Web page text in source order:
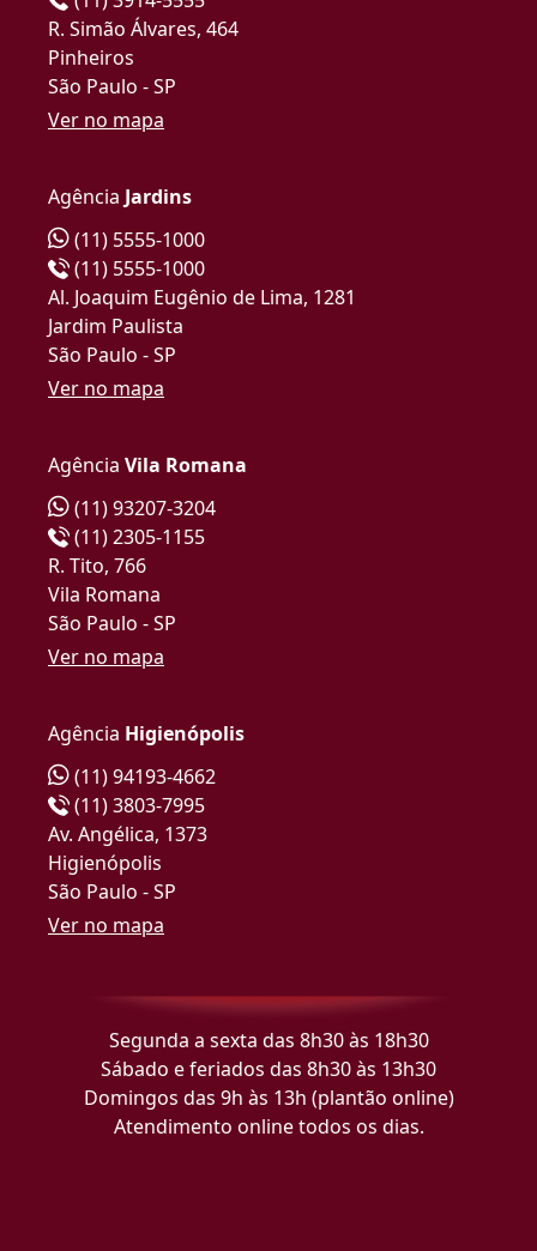
R. Simão Álvares, 464
Pinheiros
São Paulo - SP
Ver no mapa
Agência Jardins
(11) 5555-1000
(11) 5555-1000
Al. Joaquim Eugênio de Lima, 1281
Jardim Paulista
São Paulo - SP
Ver no mapa
Agência Vila Romana
(11) 93207-3204
(11) 2305-1155
R. Tito, 766
Vila Romana
São Paulo - SP
Ver no mapa
Agência Higienópolis
(11) 94193-4662
(11) 3803-7995
Av. Angélica, 1373
Higienópolis
São Paulo - SP
Ver no mapa
Segunda a sexta das 8h30 às 18h30
Sábado e feriados das 8h30 às 13h30
Domingos das 9h às 13h (plantão online)
Atendimento online todos os dias.